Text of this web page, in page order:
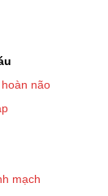
não
mạch